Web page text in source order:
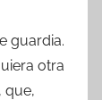
guardia.
otra
que,